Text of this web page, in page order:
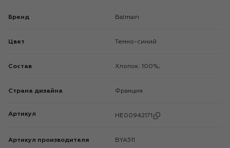
Бренд Balmain
Цвет Темно-синий
Состав Хлопок: 100%;
Страна дизайна Франция
Артикул HE00942171
Артикул производителя BYA511